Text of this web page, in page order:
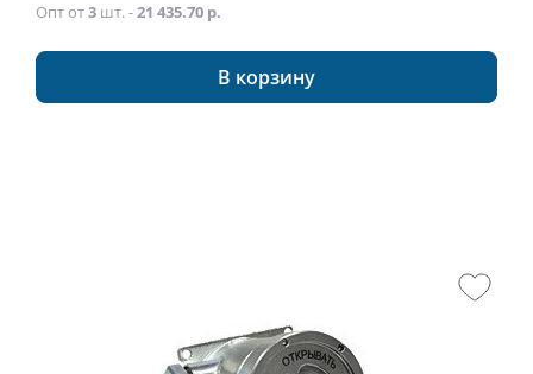
Опт от3 шт. -21 435.70 р.
В корзину